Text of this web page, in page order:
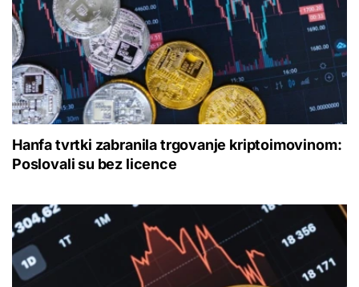
Hanfa tvrtki zabranila trgovanje kriptoimovinom:
Poslovali su bez licence